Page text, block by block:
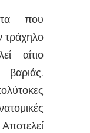
που
τράχηλο
αίτιο